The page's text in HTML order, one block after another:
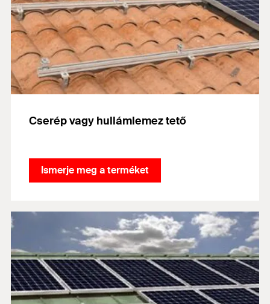
Cserép vagy hullámlemez tető
Ismerje meg a terméket